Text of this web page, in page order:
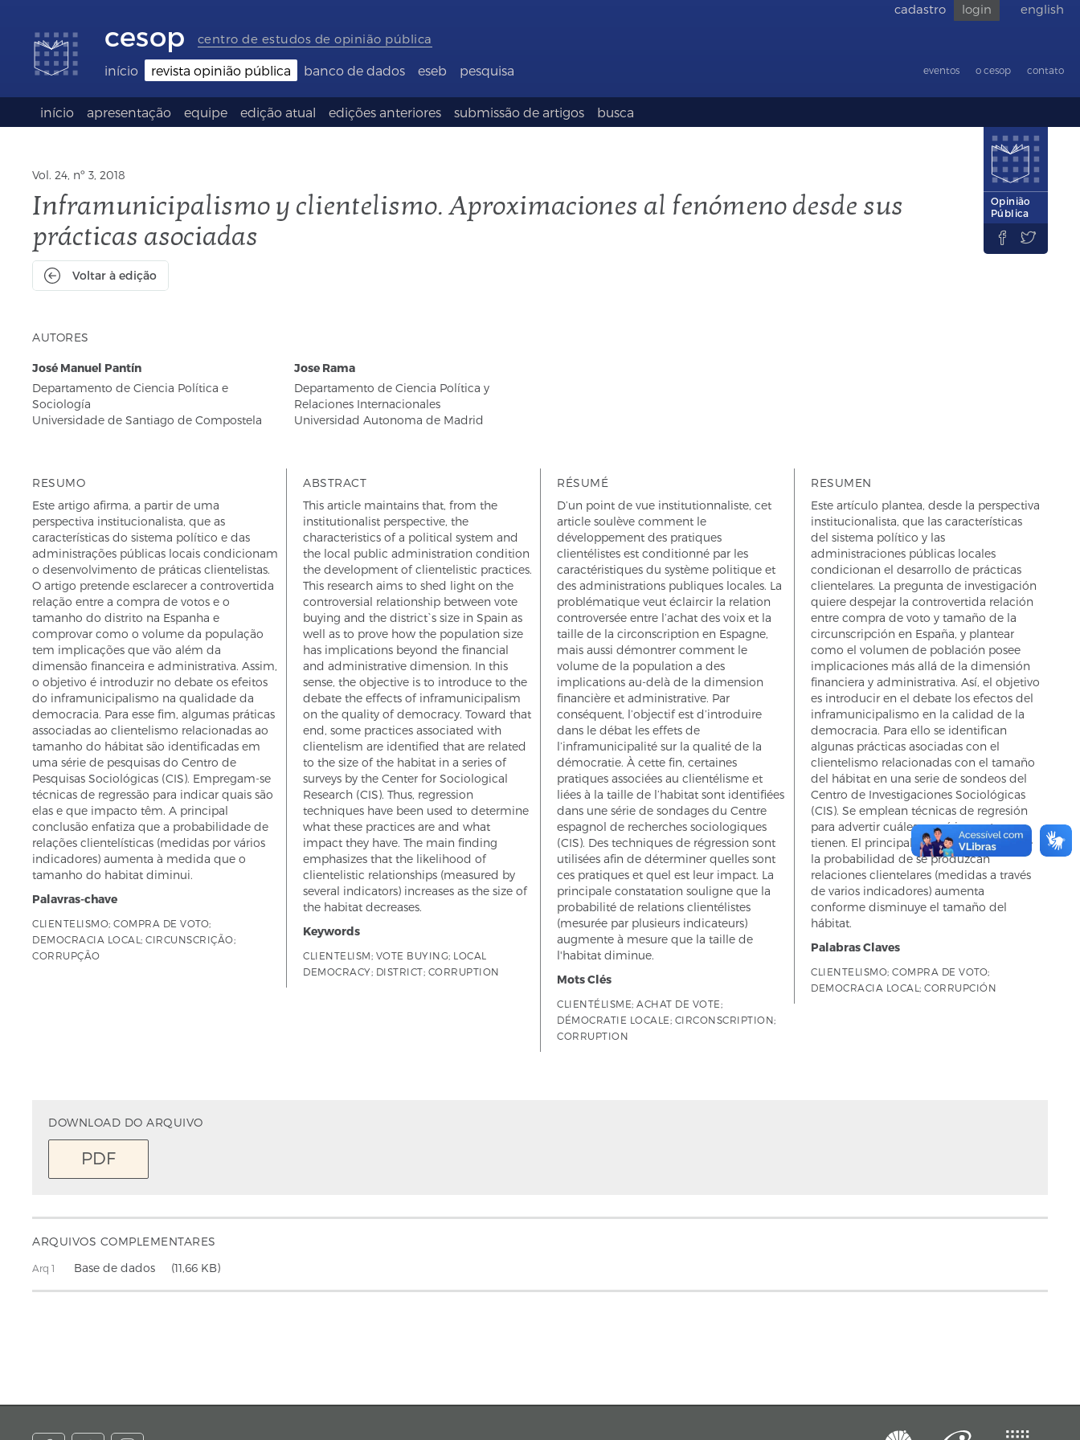
acessibilidade
conteúdo
rodapé
idioma
(Language
selection)
cesop centro de estudos de opinião pública
início revista opinião pública
início apresentação equipe edição atual edições anteriores submissão de artigos busca
banco de dados eseb pesquisa eventos o cesop contato
cadastro login english
Vol. 24, nº 3, 2018
Inframunicipalismo y clientelismo. Aproximaciones al fenómeno desde sus
prácticas asociadas
Voltar à edição
Opinião
Pública
 
AUTORES
José Manuel Pantín
Departamento de Ciencia Política e
Sociología
Universidade de Santiago de Compostela
Jose Rama
Departamento de Ciencia Política y
Relaciones Internacionales
Universidad Autonoma de Madrid
RESUMO
Este artigo afirma, a partir de uma
perspectiva institucionalista, que as
características do sistema político e das
administrações públicas locais condicionam
o desenvolvimento de práticas clientelistas.
O artigo pretende esclarecer a controvertida
relação entre a compra de votos e o
tamanho do distrito na Espanha e
comprovar como o volume da população
tem implicações que vão além da
dimensão financeira e administrativa. Assim,
o objetivo é introduzir no debate os efeitos
do inframunicipalismo na qualidade da
democracia. Para esse fim, algumas práticas
associadas ao clientelismo relacionadas ao
tamanho do hábitat são identificadas em
uma série de pesquisas do Centro de
Pesquisas Sociológicas (CIS). Empregam-se
técnicas de regressão para indicar quais são
elas e que impacto têm. A principal
conclusão enfatiza que a probabilidade de
relações clientelísticas (medidas por vários
indicadores) aumenta à medida que o
tamanho do habitat diminui.
Palavras-chave
CLIENTELISMO; COMPRA DE VOTO;
DEMOCRACIA LOCAL; CIRCUNSCRIÇÃO;
CORRUPÇÃO
ABSTRACT
This article maintains that, from the
institutionalist perspective, the
characteristics of a political system and
the local public administration condition
the development of clientelistic practices.
This research aims to shed light on the
controversial relationship between vote
buying and the district`s size in Spain as
well as to prove how the population size
has implications beyond the financial
and administrative dimension. In this
sense, the objective is to introduce to the
debate the effects of inframunicipalism
on the quality of democracy. Toward that
end, some practices associated with
clientelism are identified that are related
to the size of the habitat in a series of
surveys by the Center for Sociological
Research (CIS). Thus, regression
techniques have been used to determine
what these practices are and what
impact they have. The main finding
emphasizes that the likelihood of
clientelistic relationships (measured by
several indicators) increases as the size of
the habitat decreases.
Keywords
CLIENTELISM; VOTE BUYING; LOCAL
DEMOCRACY; DISTRICT; CORRUPTION
RÉSUMÉ
D’un point de vue institutionnaliste, cet
article soulève comment le
développement des pratiques
clientélistes est conditionné par les
caractéristiques du système politique et
des administrations publiques locales. La
problématique veut éclaircir la relation
controversée entre l’achat des voix et la
taille de la circonscription en Espagne,
mais aussi démontrer comment le
volume de la population a des
implications au-delà de la dimension
financière et administrative. Par
conséquent, l’objectif est d’introduire
dans le débat les effets de
l’inframunicipalité sur la qualité de la
démocratie. À cette fin, certaines
pratiques associées au clientélisme et
liées à la taille de l’habitat sont identifiées
dans une série de sondages du Centre
espagnol de recherches sociologiques
(CIS). Des techniques de régression sont
utilisées afin de déterminer quelles sont
ces pratiques et quel est leur impact. La
principale constatation souligne que la
probabilité de relations clientélistes
(mesurée par plusieurs indicateurs)
augmente à mesure que la taille de
l'habitat diminue.
Mots Clés
CLIENTÉLISME; ACHAT DE VOTE;
DÉMOCRATIE LOCALE; CIRCONSCRIPTION;
CORRUPTION
RESUMEN
Este artículo plantea, desde la perspectiva
institucionalista, que las características
del sistema político y las
administraciones públicas locales
condicionan el desarrollo de prácticas
clientelares. La pregunta de investigación
quiere despejar la controvertida relación
entre compra de voto y tamaño de la
circunscripción en España, y plantear
como el volumen de población posee
implicaciones más allá de la dimensión
financiera y administrativa. Así, el objetivo
es introducir en el debate los efectos del
inframunicipalismo en la calidad de la
democracia. Para ello se identifican
algunas prácticas asociadas con el
clientelismo relacionadas con el tamaño
del hábitat en una serie de sondeos del
Centro de Investigaciones Sociológicas
(CIS). Se emplean técnicas de regresión
para advertir cuáles y qué impacto
tienen. El principal hallazgo subraya que
la probabilidad de se produzcan
relaciones clientelares (medidas a través
de varios indicadores) aumenta
conforme disminuye el tamaño del
hábitat.
Palabras Claves
CLIENTELISMO; COMPRA DE VOTO;
DEMOCRACIA LOCAL; CORRUPCIÓN
DOWNLOAD DO ARQUIVO
PDF
ARQUIVOS COMPLEMENTARES
Arq 1 Base de dados (11,66 KB)